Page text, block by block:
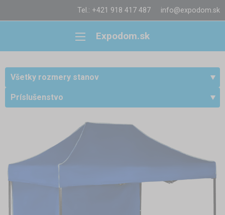
Tel.: +421 918 417 487 info@expodom.sk
Expodom.sk
Všetky rozmery stanov
Príslušenstvo